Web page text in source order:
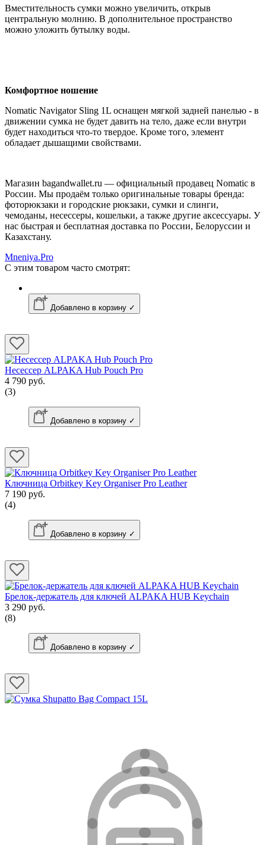
Вместительность сумки можно увеличить, открыв
центральную молнию. В дополнительное пространство
можно уложить бутылку воды.
Комфортное ношение
Nomatic Navigator Sling 1L оснащен мягкой задней панелью - в
движении сумка не будет давить на тело, даже если внутри
будет находиться что-то твердое. Кроме того, элемент
обладает дышащими свойствами.
Магазин bagandwallet.ru — официальный продавец Nomatic в
России. Мы продаём только оригинальные товары бренда:
фоторюкзаки и городские рюкзаки, сумки и слинги,
чемоданы, несессеры, кошельки, а также другие аксессуары. У
нас быстрая и бесплатная доставка по России, Белоруссии и
Казахстану.
Mneniya.Pro
С этим товаром часто смотрят:
Добавлено в корзину ✓
Несессер ALPAKA Hub Pouch Pro
4 790 руб.
(3)
Добавлено в корзину ✓
Ключница Orbitkey Key Organiser Pro Leather
7 190 руб.
(4)
Добавлено в корзину ✓
Брелок-держатель для ключей ALPAKA HUB Keychain
3 290 руб.
(8)
Добавлено в корзину ✓